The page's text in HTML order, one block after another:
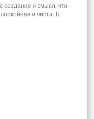
создание и смысл, что
и чиста. Б